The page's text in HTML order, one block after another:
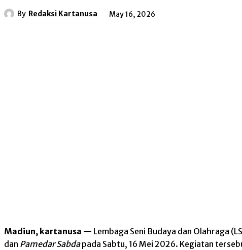
By Redaksi Kartanusa May 16, 2026
Madiun, kartanusa — Lembaga Seni Budaya dan Olahraga
dan Pamedar Sabdapada Sabtu, 16 Mei 2026. Kegiatan